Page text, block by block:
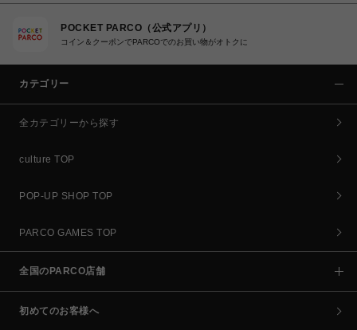
POCKET PARCO（公式アプリ）
コイン＆クーポンでPARCOでのお買い物がオトクに
カテゴリー
全カテゴリーから探す
culture TOP
POP-UP SHOP TOP
PARCO GAMES TOP
全国のPARCO店舗
初めてのお客様へ